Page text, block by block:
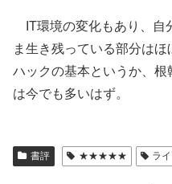
IT環境の変化もあり、自
ま生き残っている部分は
ハックの基本というか、
は今でも多いはず。
書評 ★★★★★ ラ